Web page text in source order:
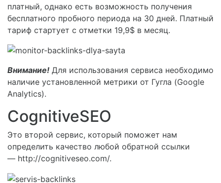
платный, однако есть возможность получения
бесплатного пробного периода на 30 дней. Платный
тариф стартует с отметки 19,9$ в месяц.
Внимание! Для использования сервиса необходимо
наличие установленной метрики от Гугла (Google
Analytics).
CognitiveSEO
Это второй сервис, который поможет нам
определить качество любой обратной ссылки
— http://cognitiveseo.com/.